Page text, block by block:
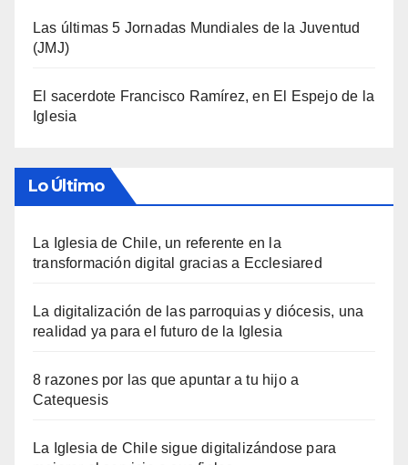
Las últimas 5 Jornadas Mundiales de la Juventud
(JMJ)
El sacerdote Francisco Ramírez, en El Espejo de la
Iglesia
Lo Último
La Iglesia de Chile, un referente en la
transformación digital gracias a Ecclesiared
La digitalización de las parroquias y diócesis, una
realidad ya para el futuro de la Iglesia
8 razones por las que apuntar a tu hijo a
Catequesis
La Iglesia de Chile sigue digitalizándose para